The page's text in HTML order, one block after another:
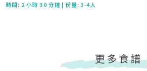
時間: 2 小時 30 分鐘 | 份量: 3-4人
更多食譜